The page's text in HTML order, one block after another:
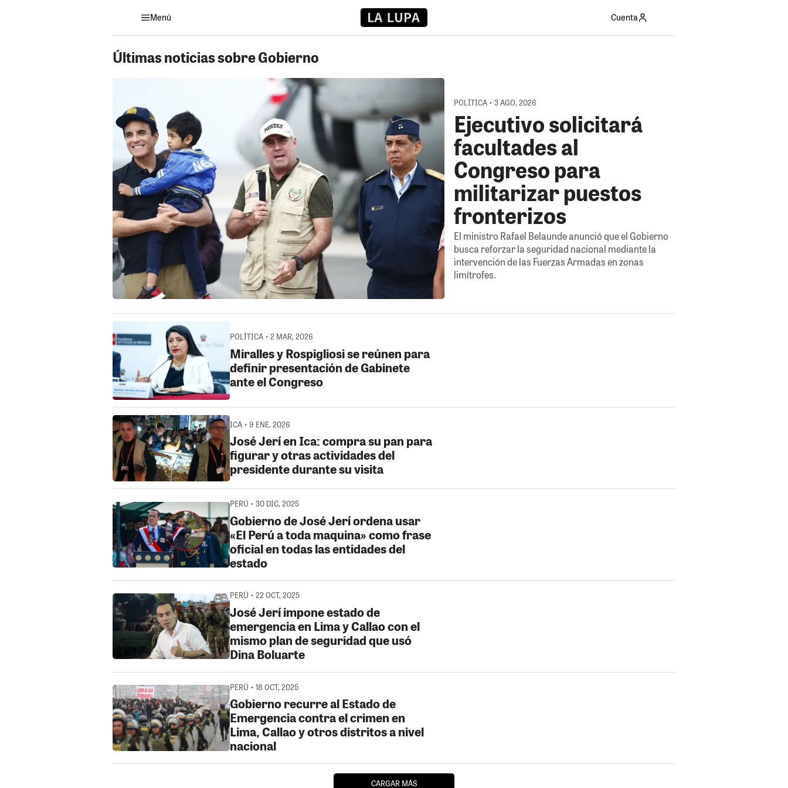
Menú Cuenta
Últimas noticias sobre Gobierno
POLÍTICA • 3 AGO, 2026
Ejecutivo solicitará
facultades al
Congreso para
militarizar puestos
fronterizos
El ministro Rafael Belaunde anunció que el Gobierno
busca reforzar la seguridad nacional mediante la
intervención de las Fuerzas Armadas en zonas
limítrofes.
POLÍTICA • 2 MAR, 2026
Miralles y Rospigliosi se reúnen para
definir presentación de Gabinete
ante el Congreso
ICA • 9 ENE, 2026
José Jerí en Ica: compra su pan para
figurar y otras actividades del
presidente durante su visita
PERÚ • 30 DIC, 2025
Gobierno de José Jerí ordena usar
«El Perú a toda maquina» como frase
oficial en todas las entidades del
estado
PERÚ • 22 OCT, 2025
José Jerí impone estado de
emergencia en Lima y Callao con el
mismo plan de seguridad que usó
Dina Boluarte
PERÚ • 18 OCT, 2025
Gobierno recurre al Estado de
Emergencia contra el crimen en
Lima, Callao y otros distritos a nivel
nacional
CARGAR MÁS